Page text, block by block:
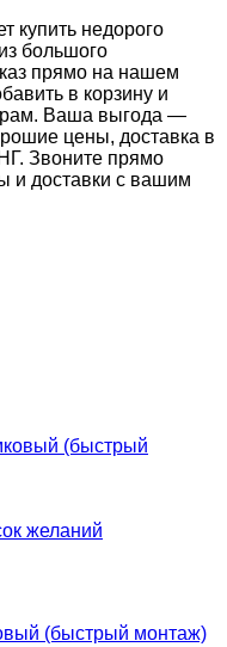
купить недорого
большого
прямо на нашем
в корзину и
Ваша выгода —
цены, доставка в
Звоните прямо
и доставки с вашим
желаний
(быстрый монтаж)